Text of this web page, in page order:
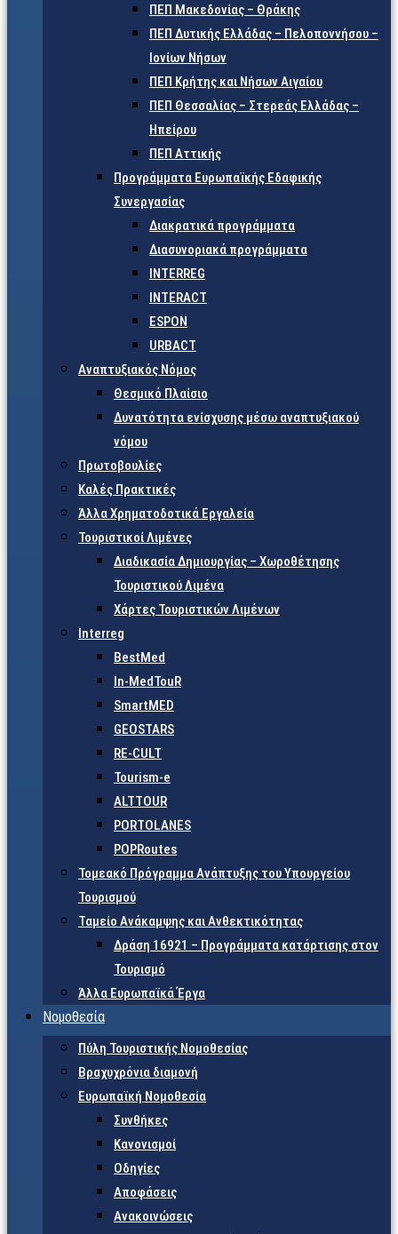
ΠΕΠ Μακεδονίας – Θράκης
ΠΕΠ Δυτικής Ελλάδας – Πελοποννήσου –
Ιονίων Νήσων
ΠΕΠ Κρήτης και Νήσων Αιγαίου
ΠΕΠ Θεσσαλίας – Στερεάς Ελλάδας –
Ηπείρου
ΠΕΠ Αττικής
Προγράμματα Ευρωπαϊκής Εδαφικής
Συνεργασίας
Διακρατικά προγράμματα
Διασυνοριακά προγράμματα
INTERREG
INTERACT
ESPON
URBACT
Αναπτυξιακός Νόμος
Θεσμικό Πλαίσιο
Δυνατότητα ενίσχυσης μέσω αναπτυξιακού
νόμου
Πρωτοβουλίες
Καλές Πρακτικές
Άλλα Χρηματοδοτικά Εργαλεία
Τουριστικοί Λιμένες
Διαδικασία Δημιουργίας – Χωροθέτησης
Τουριστικού Λιμένα
Χάρτες Τουριστικών Λιμένων
Interreg
BestMed
In-MedTouR
SmartMED
GEOSTARS
RE-CULT
Tourism-e
ALTTOUR
PORTOLANES
POPRoutes
Τομεακό Πρόγραμμα Ανάπτυξης του Υπουργείου
Τουρισμού
Ταμείο Ανάκαμψης και Ανθεκτικότητας
Δράση 16921 – Προγράμματα κατάρτισης στον
Τουρισμό
Άλλα Ευρωπαϊκά Έργα
Νομοθεσία
Πύλη Τουριστικής Νομοθεσίας
Βραχυχρόνια διαμονή
Ευρωπαϊκή Νομοθεσία
Συνθήκες
Κανονισμοί
Οδηγίες
Αποφάσεις
Ανακοινώσεις